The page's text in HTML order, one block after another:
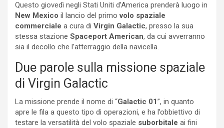
Questo giovedì negli Stati Uniti d’America prenderà luogo in
New Mexico il lancio del primovolo spaziale
commerciale a cura di Virgin Galactic, presso la sua
stessa stazione Spaceport American, da cui avverranno
sia il decollo che l’atterraggio della navicella.
Due parole sulla missione spaziale
di Virgin Galactic
La missione prende il nome di “Galactic 01”, in quanto
apre le fila a questo tipo di operazioni, e ha l’obbiettivo di
testare la versatilità del volo spaziale suborbitale ai fini